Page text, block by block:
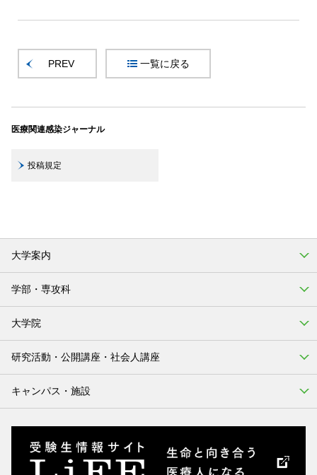
PREV 一覧に戻る
医療関連感染ジャーナル
投稿規定
大学案内
学部・専攻科
大学院
研究活動・公開講座・社会人講座
キャンパス・施設